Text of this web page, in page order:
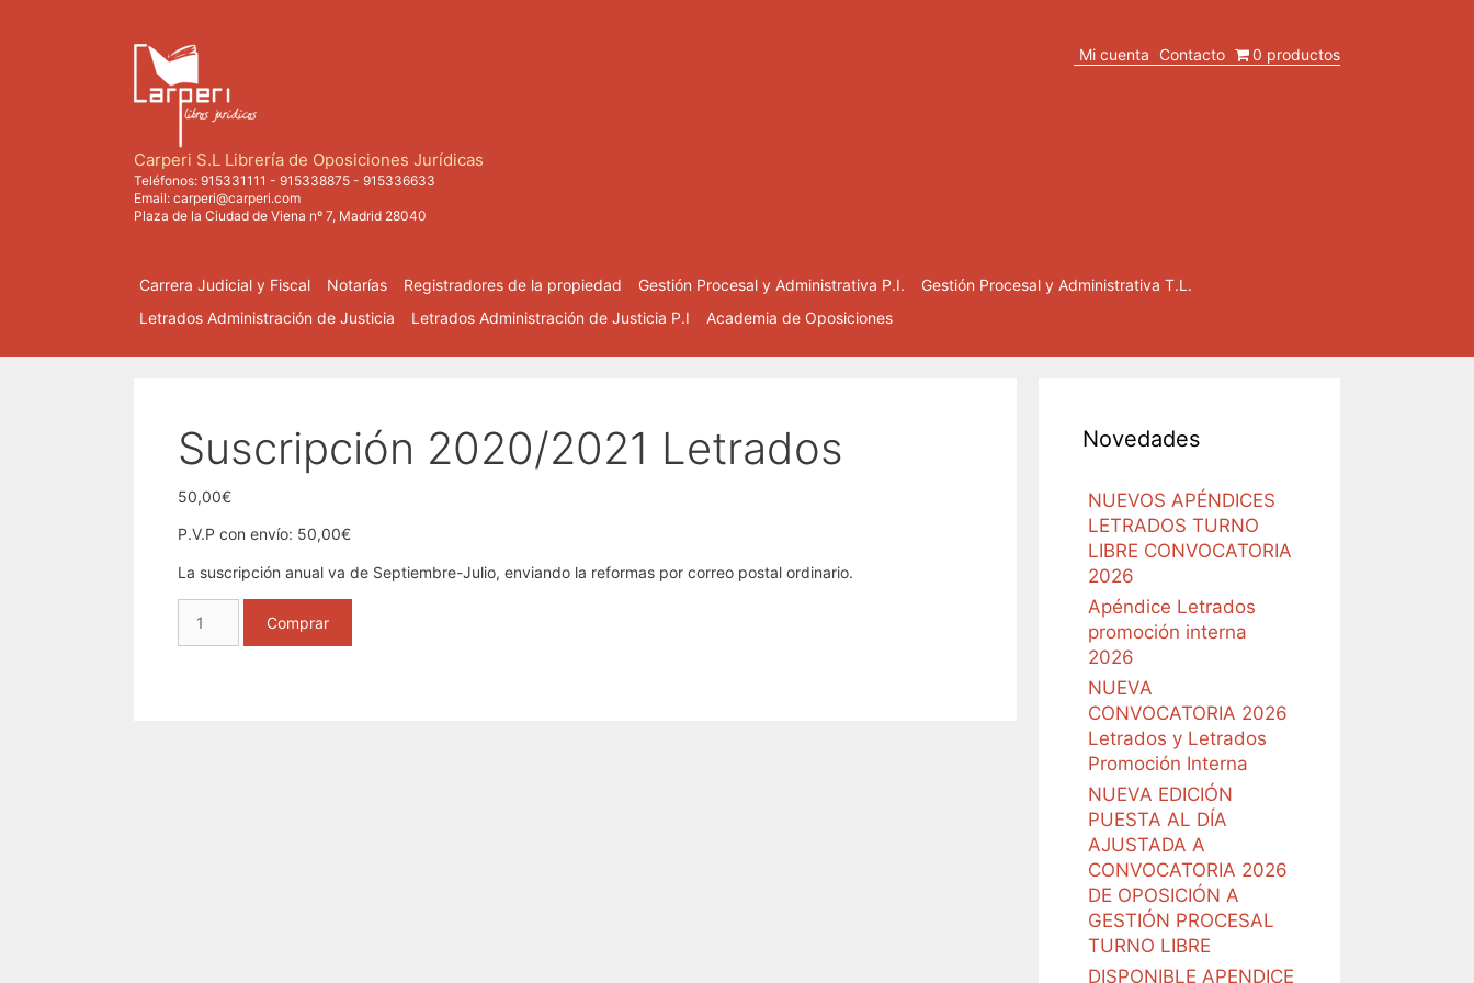
Mi cuenta Contacto 0 productos
Carperi S.L Librería de Oposiciones Jurídicas
Teléfonos: 915331111 - 915338875 - 915336633
Email: carperi@carperi.com
Plaza de la Ciudad de Viena nº 7, Madrid 28040
Carrera Judicial y Fiscal Notarías Registradores de la propiedad Gestión Procesal y Administrativa P.I.
Gestión Procesal y Administrativa T.L.
Letrados Administración de Justicia
Letrados Administración de Justicia P.I Academia de Oposiciones
Suscripción 2020/2021 Letrados
50,00€
P.V.P con envío: 50,00€
La suscripción anual va de Septiembre-Julio, enviando la reformas por correo postal ordinario.
2020/2021
Letrados
Comprar
Novedades
NUEVOS APÉNDICES
LETRADOS TURNO
LIBRE CONVOCATORIA
2026
Apéndice Letrados
promoción interna
2026
NUEVA
CONVOCATORIA 2026
Letrados y Letrados
Promoción Interna
NUEVA EDICIÓN
PUESTA AL DÍA
AJUSTADA A
CONVOCATORIA 2026
DE OPOSICIÓN A
GESTIÓN PROCESAL
TURNO LIBRE
DISPONIBLE APENDICE